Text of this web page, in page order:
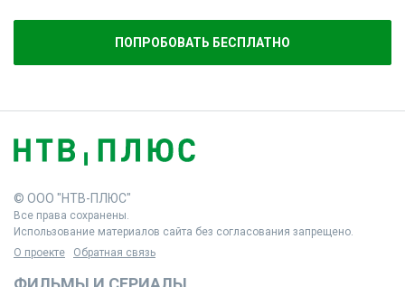
ПОПРОБОВАТЬ БЕСПЛАТНО
© ООО "НТВ-ПЛЮС"
Все права сохранены.
Использование материалов сайта без согласования запрещено.
О проекте
Обратная связь